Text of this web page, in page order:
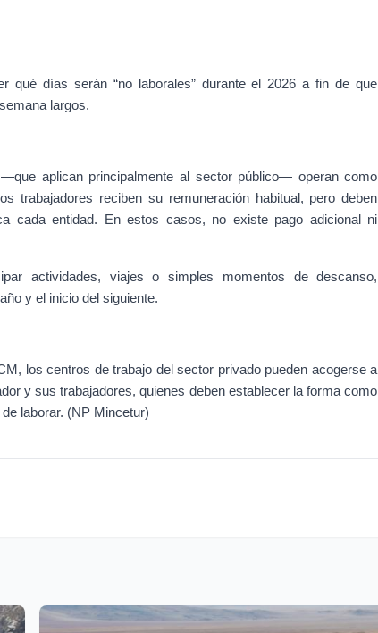
qué días serán “no laborales” durante el 2026 a fin de que
largos.
aplican principalmente al sector público— operan como
trabajadores reciben su remuneración habitual, pero deben
cada entidad. En estos casos, no existe pago adicional ni
actividades, viajes o simples momentos de descanso,
y el inicio del siguiente.
los centros de trabajo del sector privado pueden acogerse a
y sus trabajadores, quienes deben establecer la forma como
laborar. (NP Mincetur)